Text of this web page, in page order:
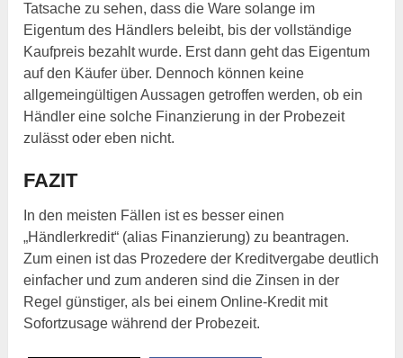
Tatsache zu sehen, dass die Ware solange im
Eigentum des Händlers beleibt, bis der vollständige
Kaufpreis bezahlt wurde. Erst dann geht das Eigentum
auf den Käufer über. Dennoch können keine
allgemeingültigen Aussagen getroffen werden, ob ein
Händler eine solche Finanzierung in der Probezeit
zulässt oder eben nicht.
FAZIT
In den meisten Fällen ist es besser einen
„Händlerkredit“ (alias Finanzierung) zu beantragen.
Zum einen ist das Prozedere der Kreditvergabe deutlich
einfacher und zum anderen sind die Zinsen in der
Regel günstiger, als bei einem Online-Kredit mit
Sofortzusage während der Probezeit.